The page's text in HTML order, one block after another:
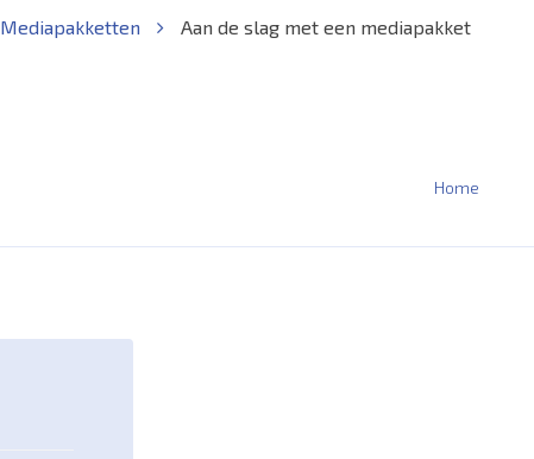
Mediapakketten Aan de slag met een mediapakket
Home